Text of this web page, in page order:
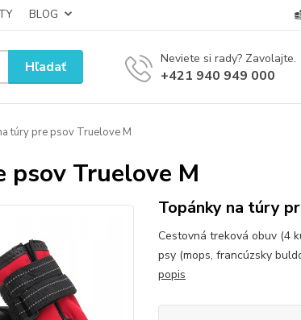
BLOG
Hľadať Neviete si rady? Zavolajte.
+421 940 949 000
túry pre psov Truelove M
psov Truelove M
Topánky na túry
Cestovná treková obuv (4
psy (mops, francúzsky
popis